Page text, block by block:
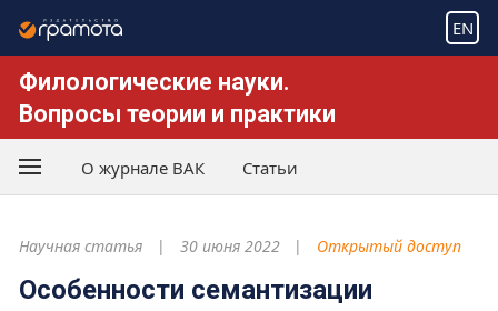
EN
Филологические науки.
Вопросы теории и практики
О журнале ВАК Статьи
Научная статья 30 июня 2022 Открытый доступ
Особенности семантизации